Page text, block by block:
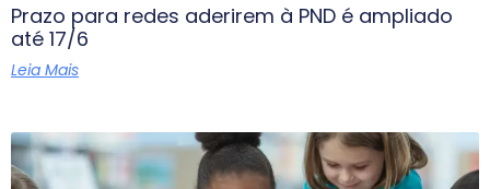
Prazo para redes aderirem à PND é ampliado
até 17/6
Leia Mais